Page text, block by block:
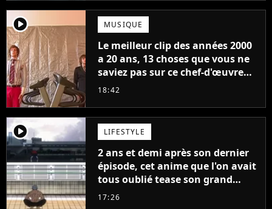
player2 MUSIQUE
Le meilleur clip des années 2000
a 20 ans, 13 choses que vous ne
saviez pas sur ce chef-d'œuvre
qui a révolutionné YouTube
18:42
player2 LIFESTYLE
2 ans et demi après son dernier
épisode, cet anime que l'on avait
tous oublié tease son grand
retour
17:26